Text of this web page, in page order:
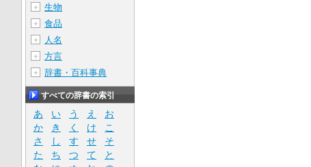
＋ 生物
＋ 食品
＋ 人名
＋ 方言
＋ 辞書・百科事典
すべての辞書の索引
あ い う え
お
か
き く け
こ
さ
し す せ
そ
た
ち つ て
と